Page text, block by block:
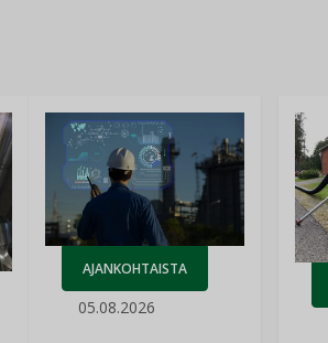
AJANKOHTAISTA
05.08.2026